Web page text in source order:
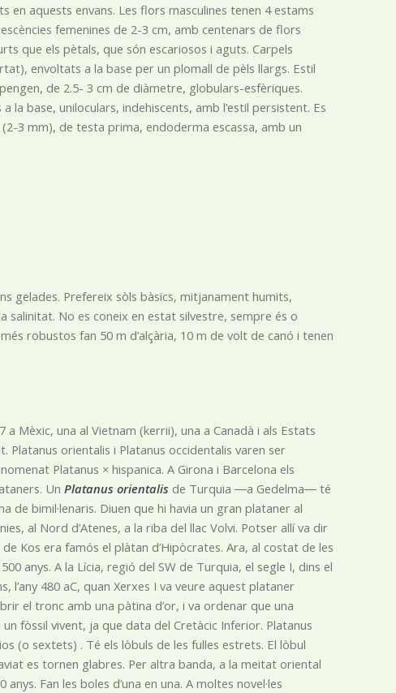
en aquests envans. Les flors masculines tenen 4 estams
femenines de 2-3 cm, amb centenars de flors
que els pètals, que són escariosos i aguts. Carpels
envoltats a la base per un plomall de pèls llargs. Estil
de 2.5- 3 cm de diàmetre, globulars-esfèriques.
base, uniloculars, indehiscents, amb l’estil persistent. Es
3 mm), de testa prima, endoderma escassa, amb un
gelades. Prefereix sòls bàsics, mitjanament humits,
salinitat. No es coneix en estat silvestre, sempre és o
robustos fan 50 m d’alçària, 10 m de volt de canó i tenen
Mèxic, una al Vietnam (kerrii), una a Canadà i als Estats
Platanus orientalis i Platanus occidentalis varen ser
Platanus × hispanica. A Girona i Barcelona els
UnPlatanus orientalis de Turquia ―a Gedelma― té
bimil·lenaris. Diuen que hi havia un gran plataner al
al Nord d’Atenes, a la riba del llac Volvi. Potser allí va dir
Kos era famós el plàtan d’Hipòcrates. Ara, al costat de les
anys. A la Lícia, regió del SW de Turquia, el segle I, dins el
l’any 480 aC, quan Xerxes I va veure aquest plataner
el tronc amb una pàtina d’or, i va ordenar que una
fòssil vivent, ja que data del Cretàcic Inferior. Platanus
(o sextets) . Té els lòbuls de les fulles estrets. El lòbul
es tornen glabres. Per altra banda, a la meitat oriental
anys. Fan les boles d’una en una. A moltes novel·les